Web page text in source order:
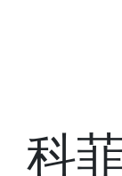
科